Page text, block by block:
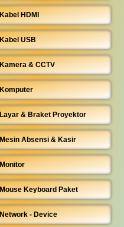
Kabel HDMI
Kabel USB
Kamera & CCTV
Komputer
Layar & Braket Proyektor
Mesin Absensi & Kasir
Monitor
Mouse Keyboard Paket
Network - Device